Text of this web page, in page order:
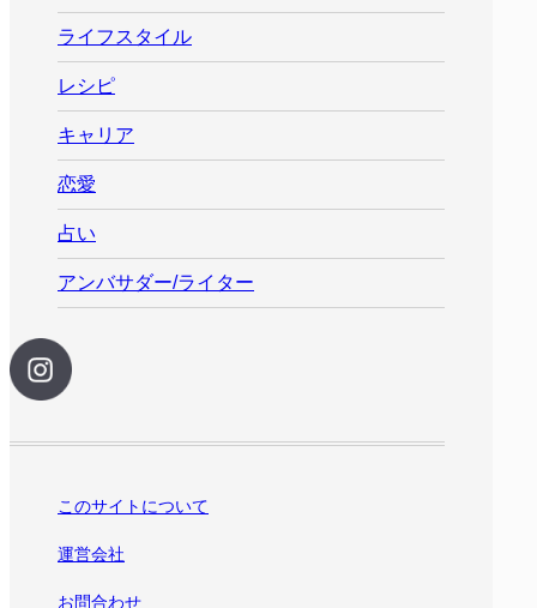
ライフスタイル
レシピ
キャリア
恋愛
占い
アンバサダー/ライター
このサイトについて
運営会社
お問合わせ